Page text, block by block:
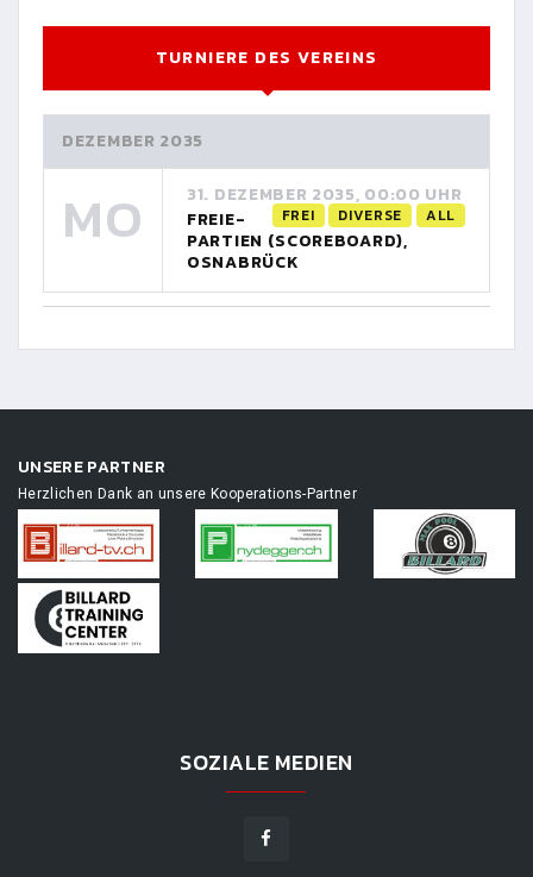
TURNIERE DES VEREINS
DEZEMBER 2035
MO 31. DEZEMBER 2035, 00:00 UHR
FREI DIVERSE ALL
FREIE-
PARTIEN (SCOREBOARD),
OSNABRÜCK
UNSERE PARTNER
Herzlichen Dank an unsere Kooperations-Partner
SOZIALE MEDIEN